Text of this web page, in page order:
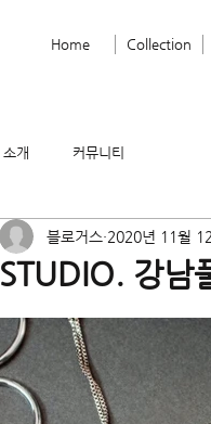
Home Collection
소개 커뮤니티
STUDIO. 강남
블로거스 2020년 11월